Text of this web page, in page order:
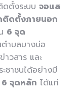
ดตั้งระบบ จอแส
ติดตั้งภายนอก
6 จุด
ำบลบางบ่อ
าวสาร และ
ชาชนได้อย่างมี
6 จุดหลัก ได้แก่